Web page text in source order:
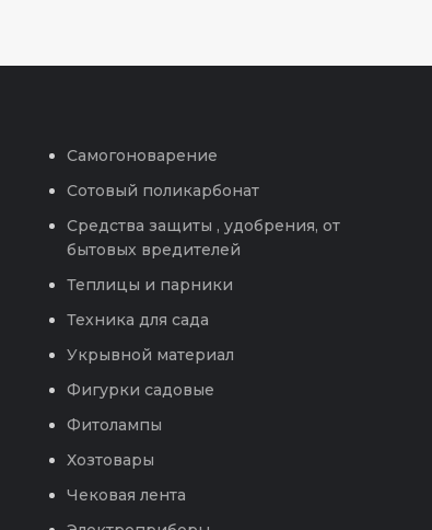
Самогоноварение
Сотовый поликарбонат
Средства защиты , удобрения, от
бытовых вредителей
Теплицы и парники
Техника для сада
Укрывной материал
Фигурки садовые
Фитолампы
Хозтовары
Чековая лента